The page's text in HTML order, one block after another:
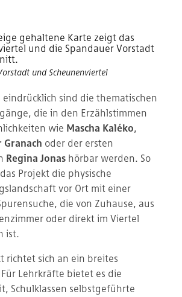
und Scheunenviertel
eindrücklich sind die thematischen
die in den Erzählstimmen
wie Mascha Kaléko,
oder der ersten
Regina Jonas hörbar werden. So
Projekt die physische
vor Ort mit einer
die von Zuhause, aus
oder direkt im Viertel
ist.
richtet sich an ein breites
Lehrkräfte bietet es die
Schulklassen selbstgeführte